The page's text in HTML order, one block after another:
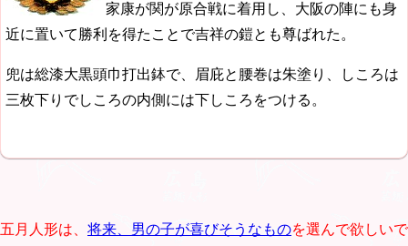
家康が関が原合戦に着用し、大阪の陣にも身
近に置いて勝利を得たことで吉祥の鎧とも尊ばれた。
兜は総漆大黒頭巾打出鉢で、眉庇と腰巻は朱塗り、しころは
三枚下りでしころの内側には下しころをつける。
五月人形は、 将来、男の子が喜びそうなものを選んで欲しいで